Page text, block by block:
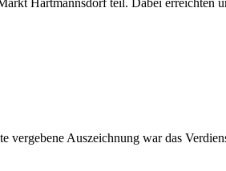
Hartmannsdorf teil. Dabei erreichten
Auszeichnung war das